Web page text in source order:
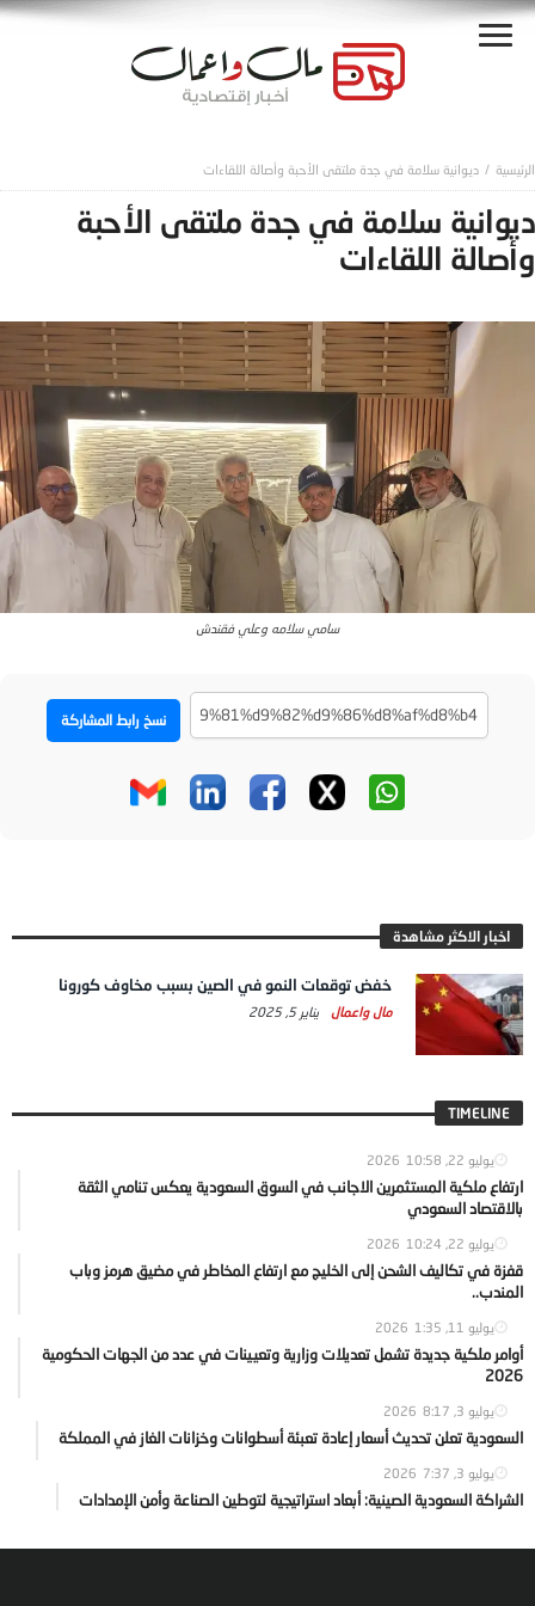
ديوانية سلامة في جدة ملتقى الأحبة وأصالة اللقاءات
ديوانية سلامة في جدة ملتقى الأحبة
وأصالة اللقاءات
سامي سلامه وعلي فقندش
نسخ رابط المشاركة
اخبار الاكثر مشاهدة
خفض توقعات النمو في الصين بسبب مخاوف كورونا
مال واعمال يناير 5, 2025
TIMELINE
يوليو 22, 2026 10:58
ارتفاع ملكية المستثمرين الاجانب في السوق السعودية يعكس تنامي الثقة
بالاقتصاد السعودي
يوليو 22, 2026 10:24
قفزة في تكاليف الشحن إلى الخليج مع ارتفاع المخاطر في مضيق هرمز وباب
المندب..
يوليو 11, 2026 1:35
أوامر ملكية جديدة تشمل تعديلات وزارية وتعيينات في عدد من الجهات الحكومية
2026
يوليو 3, 2026 8:17
السعودية تعلن تحديث أسعار إعادة تعبئة أسطوانات وخزانات الغاز في المملكة
يوليو 3, 2026 7:37
الشراكة السعودية الصينية: أبعاد استراتيجية لتوطين الصناعة وأمن الإمدادات